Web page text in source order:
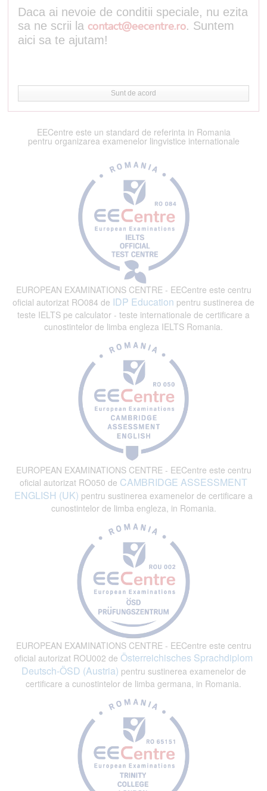
Daca ai nevoie de conditii speciale, nu ezita
sa ne scrii la contact@eecentre.ro. Suntem
aici sa te ajutam!
Sunt de acord
EECentre este un standard de referinta in Romania
pentru organizarea examenelor lingvistice internationale
EUROPEAN EXAMINATIONS CENTRE - EECentre este centru
oficial autorizat RO084 de IDP Education pentru sustinerea de
teste IELTS pe calculator - teste internationale de certificare a
cunostintelor de limba engleza IELTS Romania.
EUROPEAN EXAMINATIONS CENTRE - EECentre este centru
oficial autorizat RO050 de CAMBRIDGE ASSESSMENT
ENGLISH (UK) pentru sustinerea examenelor de certificare a
cunostintelor de limba engleza, in Romania.
EUROPEAN EXAMINATIONS CENTRE - EECentre este centru
oficial autorizat ROU002 de Österreichisches Sprachdiplom
Deutsch-ÖSD (Austria) pentru sustinerea examenelor de
certificare a cunostintelor de limba germana, in Romania.